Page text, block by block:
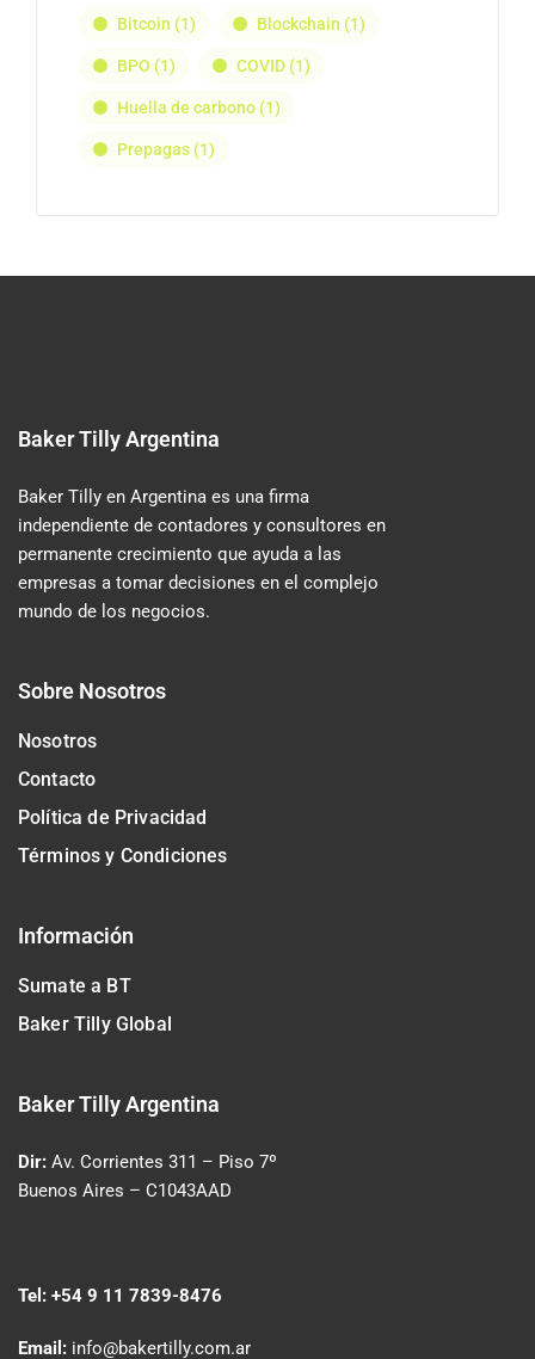
Bitcoin (1) Blockchain (1)
BPO (1) COVID (1)
Huella de carbono (1)
Prepagas (1)
Baker Tilly Argentina
Baker Tilly en Argentina es una firma
independiente de contadores y consultores en
permanente crecimiento que ayuda a las
empresas a tomar decisiones en el complejo
mundo de los negocios.
Sobre Nosotros
Nosotros
Contacto
Política de Privacidad
Términos y Condiciones
Información
Sumate a BT
Baker Tilly Global
Baker Tilly Argentina
Dir: Av. Corrientes 311 – Piso 7º
Buenos Aires – C1043AAD
Tel: +54 9 11 7839-8476
Email: info@bakertilly.com.ar